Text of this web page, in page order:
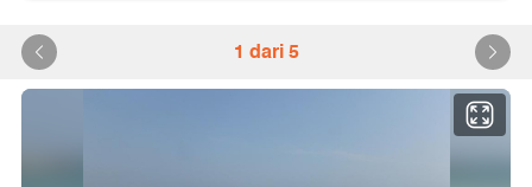
1 dari 5